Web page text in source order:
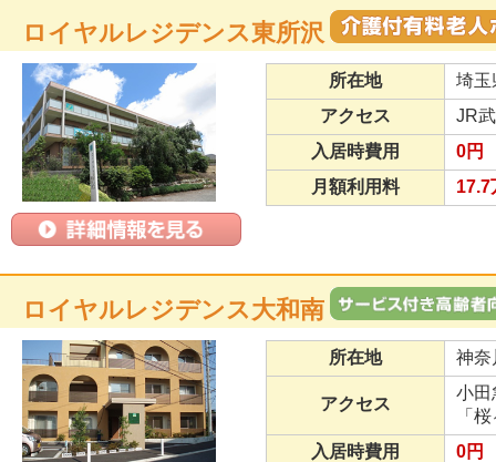
ロイヤルレジデンス東所沢
所在地
埼玉
アクセス
JR
入居時費用
0円
月額利用料
17.7
ロイヤルレジデンス大和南
所在地 神奈
アクセス
小田
「
入居時費用
0円